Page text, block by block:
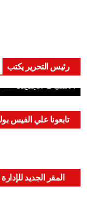
رئيس التحرير يكتب
حرب على العقول..
تابعونا علي الفيس بوك
المقر الجديد